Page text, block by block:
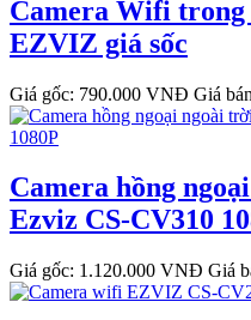
Camera Wifi trong
EZVIZ giá sốc
Giá gốc: 790.000 VNĐ Giá
Camera hồng
Ezviz CS-CV310
Giá gốc: 1.120.000 VNĐ Giá